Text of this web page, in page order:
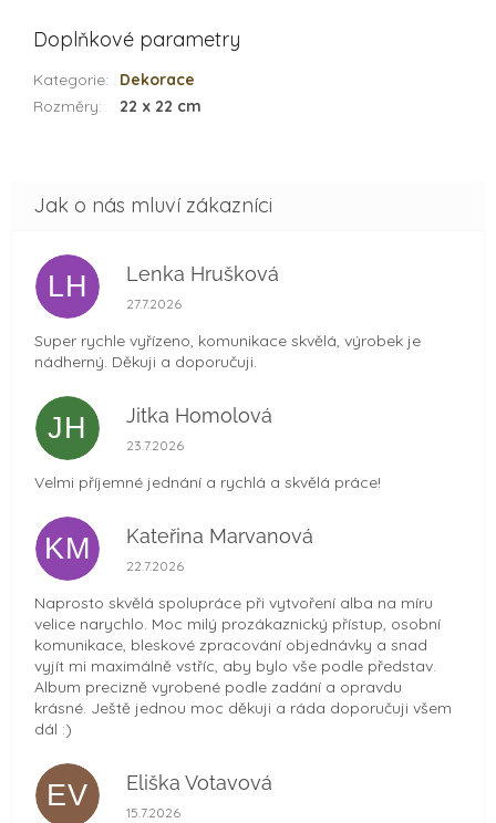
Doplňkové parametry
Kategorie:
Dekorace
Rozměry: 22 x 22 cm
LH Lenka Hrušková
Hodnocení obchodu je 5 z 5 hvězdiček.
27.7.2026
Super rychle vyřízeno, komunikace skvělá, výrobek je
nádherný. Děkuji a doporučuji.
JH Jitka Homolová
Hodnocení obchodu je 5 z 5 hvězdiček.
23.7.2026
Velmi příjemné jednání a rychlá a skvělá práce!
KM Kateřina Marvanová
Hodnocení obchodu je 5 z 5 hvězdiček.
22.7.2026
Naprosto skvělá spolupráce při vytvoření alba na míru
velice narychlo. Moc milý prozákaznický přístup, osobní
komunikace, bleskové zpracování objednávky a snad
vyjít mi maximálně vstříc, aby bylo vše podle představ.
Album precizně vyrobené podle zadání a opravdu
krásné. Ještě jednou moc děkuji a ráda doporučuji všem
dál :)
EV Eliška Votavová
Hodnocení obchodu je 5 z 5 hvězdiček.
15.7.2026